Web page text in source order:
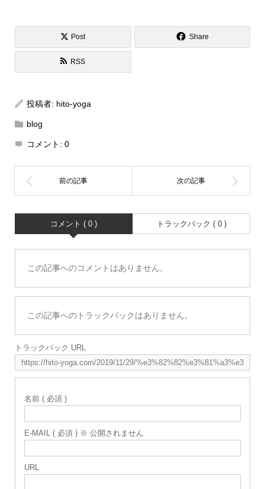
Post Share
RSS
投稿者: hito-yoga
blog
コメント: 0
コメント ( 0 ) トラックバック ( 0 )
この記事へのコメントはありません。
この記事へのトラックバックはありません。
トラックバック URL
名前 ( 必須 )
E-MAIL ( 必須 ) ※ 公開されません
URL